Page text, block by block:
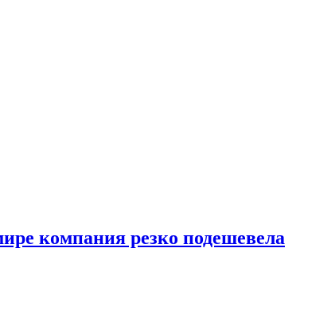
компания резко подешевела